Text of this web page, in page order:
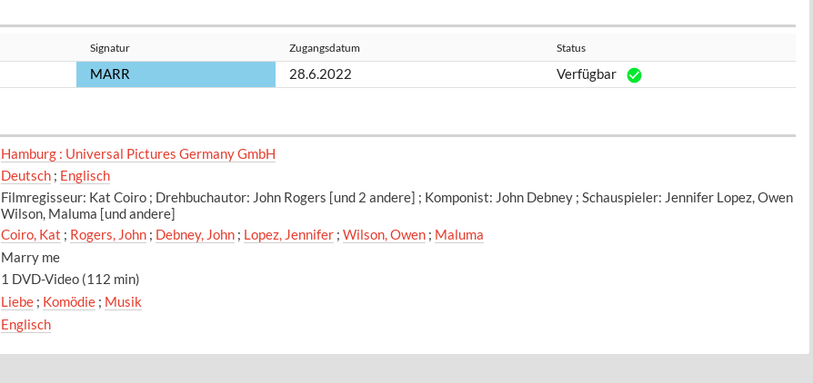
Signatur Zugangsdatum Status
MARR 28.6.2022 Verfügbar
Hamburg : Universal Pictures Germany GmbH
Deutsch; Englisch
Filmregisseur: Kat Coiro ; Drehbuchautor: John Rogers [und 2 andere] ; Komponist: John Debney ; Schauspieler: Jennifer Lopez, Owen
Wilson, Maluma [und andere]
Coiro, Kat ; Rogers, John; Debney, John; Lopez, Jennifer; Wilson, Owen; Maluma
Marry me
1 DVD-Video (112 min)
Liebe; Komödie; Musik
Englisch